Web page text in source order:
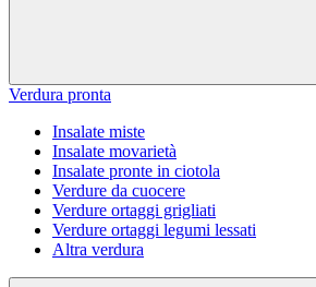
Verdura pronta
Insalate miste
Insalate movarietà
Insalate pronte in ciotola
Verdure da cuocere
Verdure ortaggi grigliati
Verdure ortaggi legumi lessati
Altra verdura